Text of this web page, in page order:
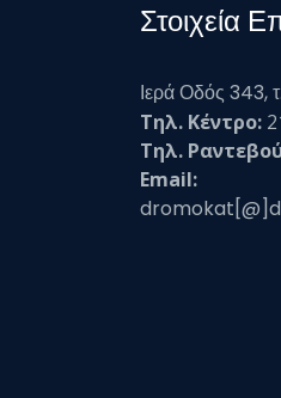
Στοιχεία
Ιερά Οδός 343,
Τηλ. Κέντρο:
Τηλ.
Email: